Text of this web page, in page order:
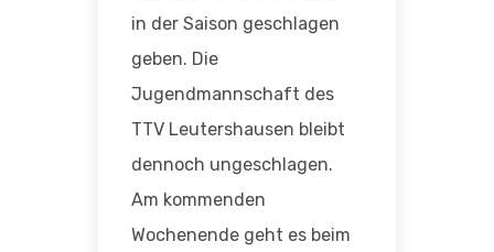
in der Saison geschlagen
geben. Die
Jugendmannschaft des
TTV Leutershausen bleibt
dennoch ungeschlagen.
Am kommenden
Wochenende geht es beim